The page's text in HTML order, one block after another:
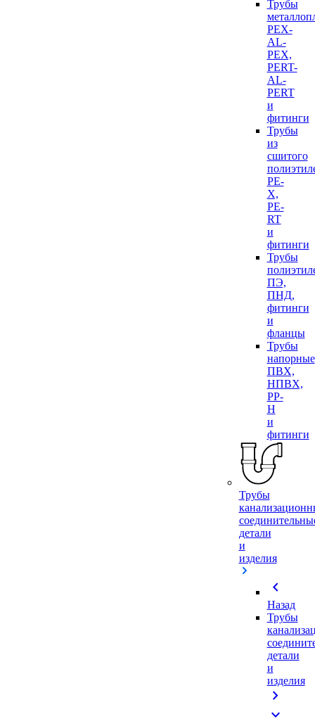
Трубы
PEX-
AL-
PEX,
PERT-
AL-
PERT
и
фитинги
Трубы
из
сшитого
PE-
X,
PE-
RT
и
фитинги
Трубы
ПЭ,
ПНД,
фитинги
и
фланцы
Трубы
напорные
ПВХ,
НПВХ,
PP-
H
и
фитинги
Трубы
детали
и
изделия
chevron_left
Назад
Трубы
детали
и
изделия
chevron_right
expand_more